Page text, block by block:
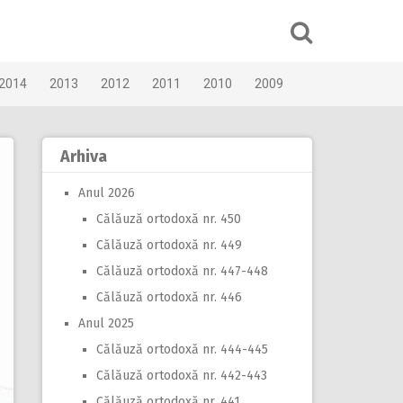
2013 2012 2011 2010 2009
Arhiva
Anul 2026
Călăuză ortodoxă nr. 450
Călăuză ortodoxă nr. 449
Călăuză ortodoxă nr. 447-448
Călăuză ortodoxă nr. 446
Anul 2025
Călăuză ortodoxă nr. 444-445
Călăuză ortodoxă nr. 442-443